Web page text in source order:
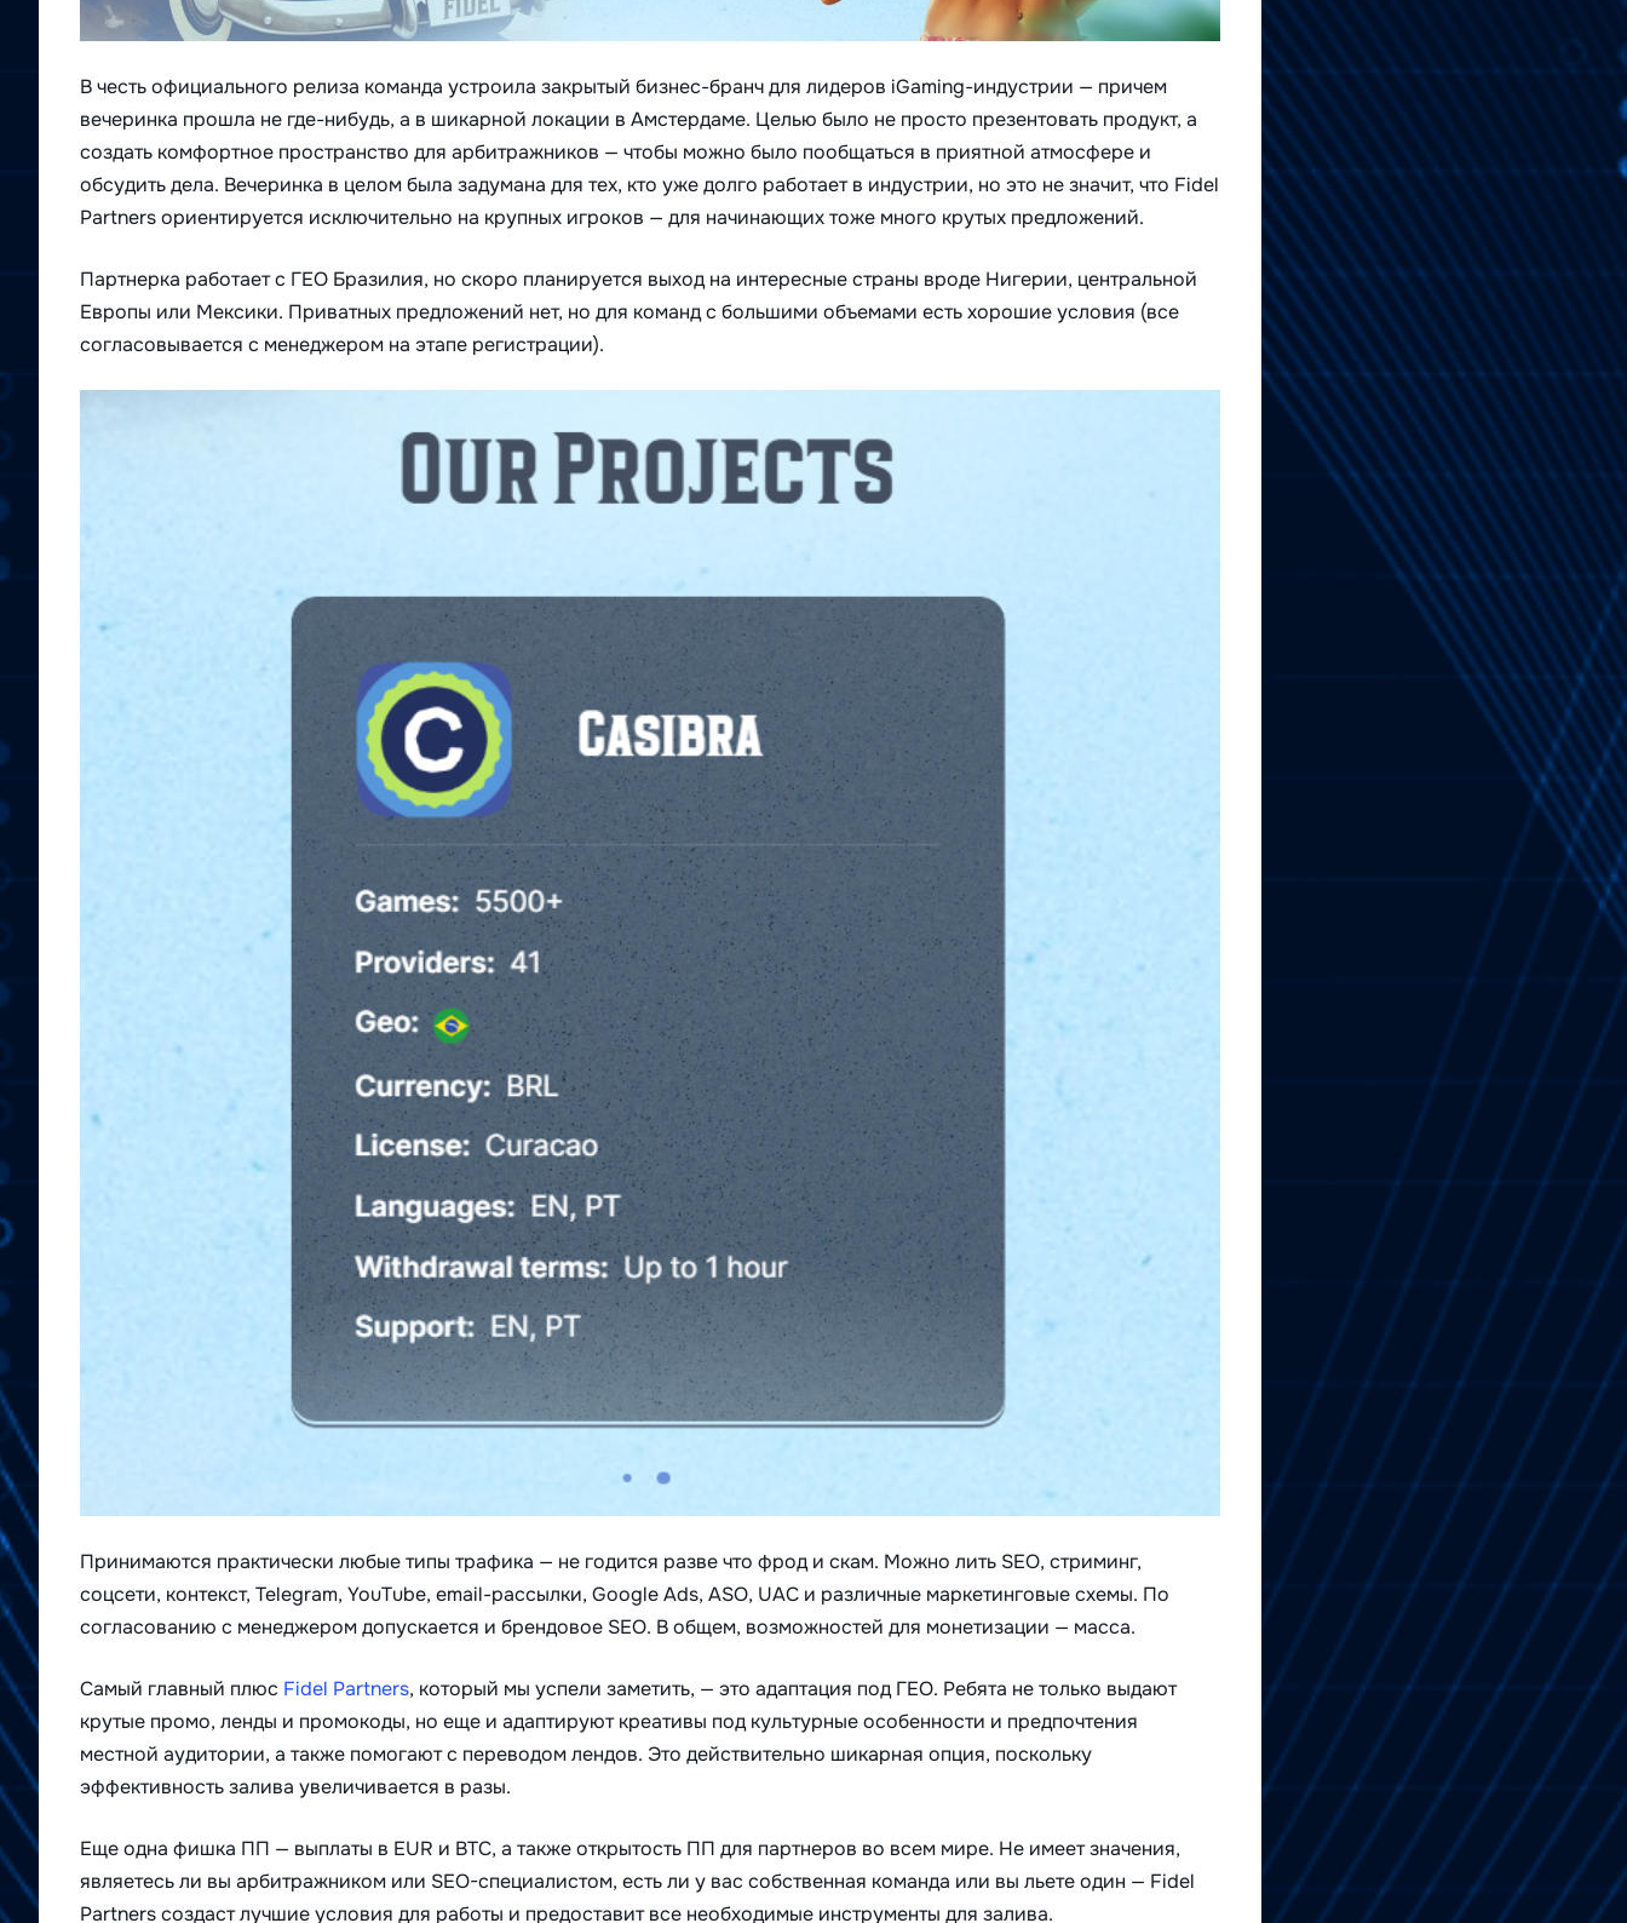
В честь официального релиза команда устроила закрытый бизнес-бранч для лидеров iGaming-индустрии — причем
вечеринка прошла не где-нибудь, а в шикарной локации в Амстердаме. Целью было не просто презентовать продукт, а
создать комфортное пространство для арбитражников — чтобы можно было пообщаться в приятной атмосфере и
обсудить дела. Вечеринка в целом была задумана для тех, кто уже долго работает в индустрии, но это не значит, что Fidel
Partners ориентируется исключительно на крупных игроков — для начинающих тоже много крутых предложений.
Партнерка работает с ГЕО Бразилия, но скоро планируется выход на интересные страны вроде Нигерии, центральной
Европы или Мексики. Приватных предложений нет, но для команд с большими объемами есть хорошие условия (все
согласовывается с менеджером на этапе регистрации).
Принимаются практически любые типы трафика — не годится разве что фрод и скам. Можно лить SEO, стриминг,
соцсети, контекст, Telegram, YouTube, email-рассылки, Google Ads, ASO, UAC и различные маркетинговые схемы. По
согласованию с менеджером допускается и брендовое SEO. В общем, возможностей для монетизации — масса.
Самый главный плюс Fidel Partners, который мы успели заметить, — это адаптация под ГЕО. Ребята не только выдают
крутые промо, ленды и промокоды, но еще и адаптируют креативы под культурные особенности и предпочтения
местной аудитории, а также помогают с переводом лендов. Это действительно шикарная опция, поскольку
эффективность залива увеличивается в разы.
Еще одна фишка ПП — выплаты в EUR и BTC, а также открытость ПП для партнеров во всем мире. Не имеет значения,
являетесь ли вы арбитражником или SEO-специалистом, есть ли у вас собственная команда или вы льете один — Fidel
Partners создаст лучшие условия для работы и предоставит все необходимые инструменты для залива.